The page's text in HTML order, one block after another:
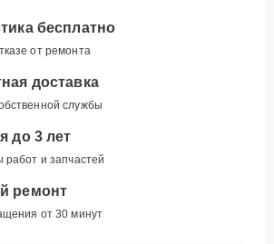
бесплатно
от ремонта
доставка
службы
до 3 лет
работ и запчастей
ремонт
от 30 минут